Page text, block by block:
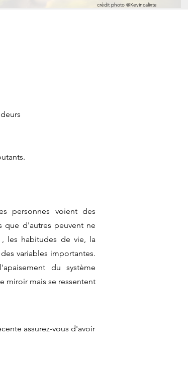
crédit photo @Kevincalixte
personnes voient des
que d'autres peuvent ne
les habitudes de vie, la
variables importantes.
du système
miroir mais se ressentent
assurez-vous d'avoir